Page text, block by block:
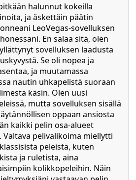
halunnut kokeilla
ja äskettäin päätin
LeoVegas-sovelluksen
En salaa sitä, olen
sovelluksen laadusta
Se oli nopea ja
ja muutamassa
nautin uhkapelistä suoraan
käsin. Olen uusi
mutta sovelluksen sisällä
oppaan ansiosta
kaikki pelin osa-alueet
Valtava pelivalikoima miellytti
peleistä, kuten
ja ruletista, aina
kolikkopeleihin. Näin